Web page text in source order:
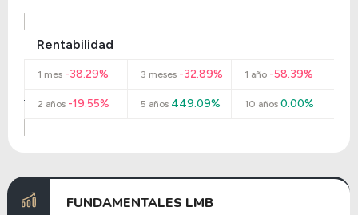
Rentabilidad
1 mes -38.29% 3 meses -32.89% 1 año-58.39%
2 años -19.55% 5 años 449.09% 10 años0.00%
FUNDAMENTALES LMB